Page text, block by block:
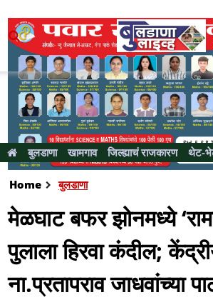
बुलडाणा खामगाव जिल्ह्याचं राजकारण थेट-
Home बुलडाणा
मेळघाट बफर झोनमध्ये
पुलाला हिरवा कंदील;
ना.प्रतापराव जाधवांच्या